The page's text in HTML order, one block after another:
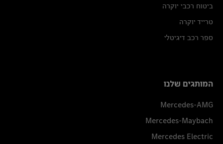
ביטוח רכבי יוקרה
טרייד יוקרה
ספר רכב דיגיטלי
המותגים שלנו
Mercedes-AMG
Mercedes-Maybach
Mercedes Electric